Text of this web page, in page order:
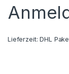
Lieferzeit:DHL